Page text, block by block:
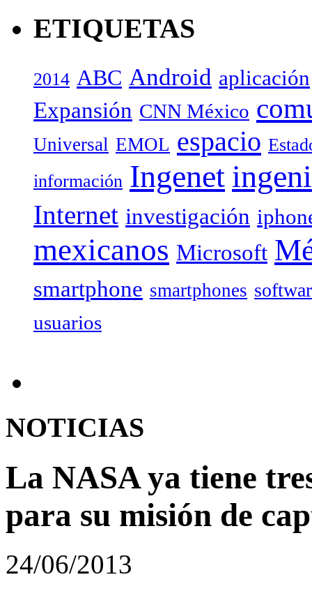
ETIQUETAS
2014 ABC Android aplicación
Expansión CNN México
Universal EMOL espacio
información Ingenet
Internet investigación
mexicanos Microsoft
smartphone smartphones
usuarios
NOTICIAS
La NASA ya tiene
para su misión de
24/06/2013